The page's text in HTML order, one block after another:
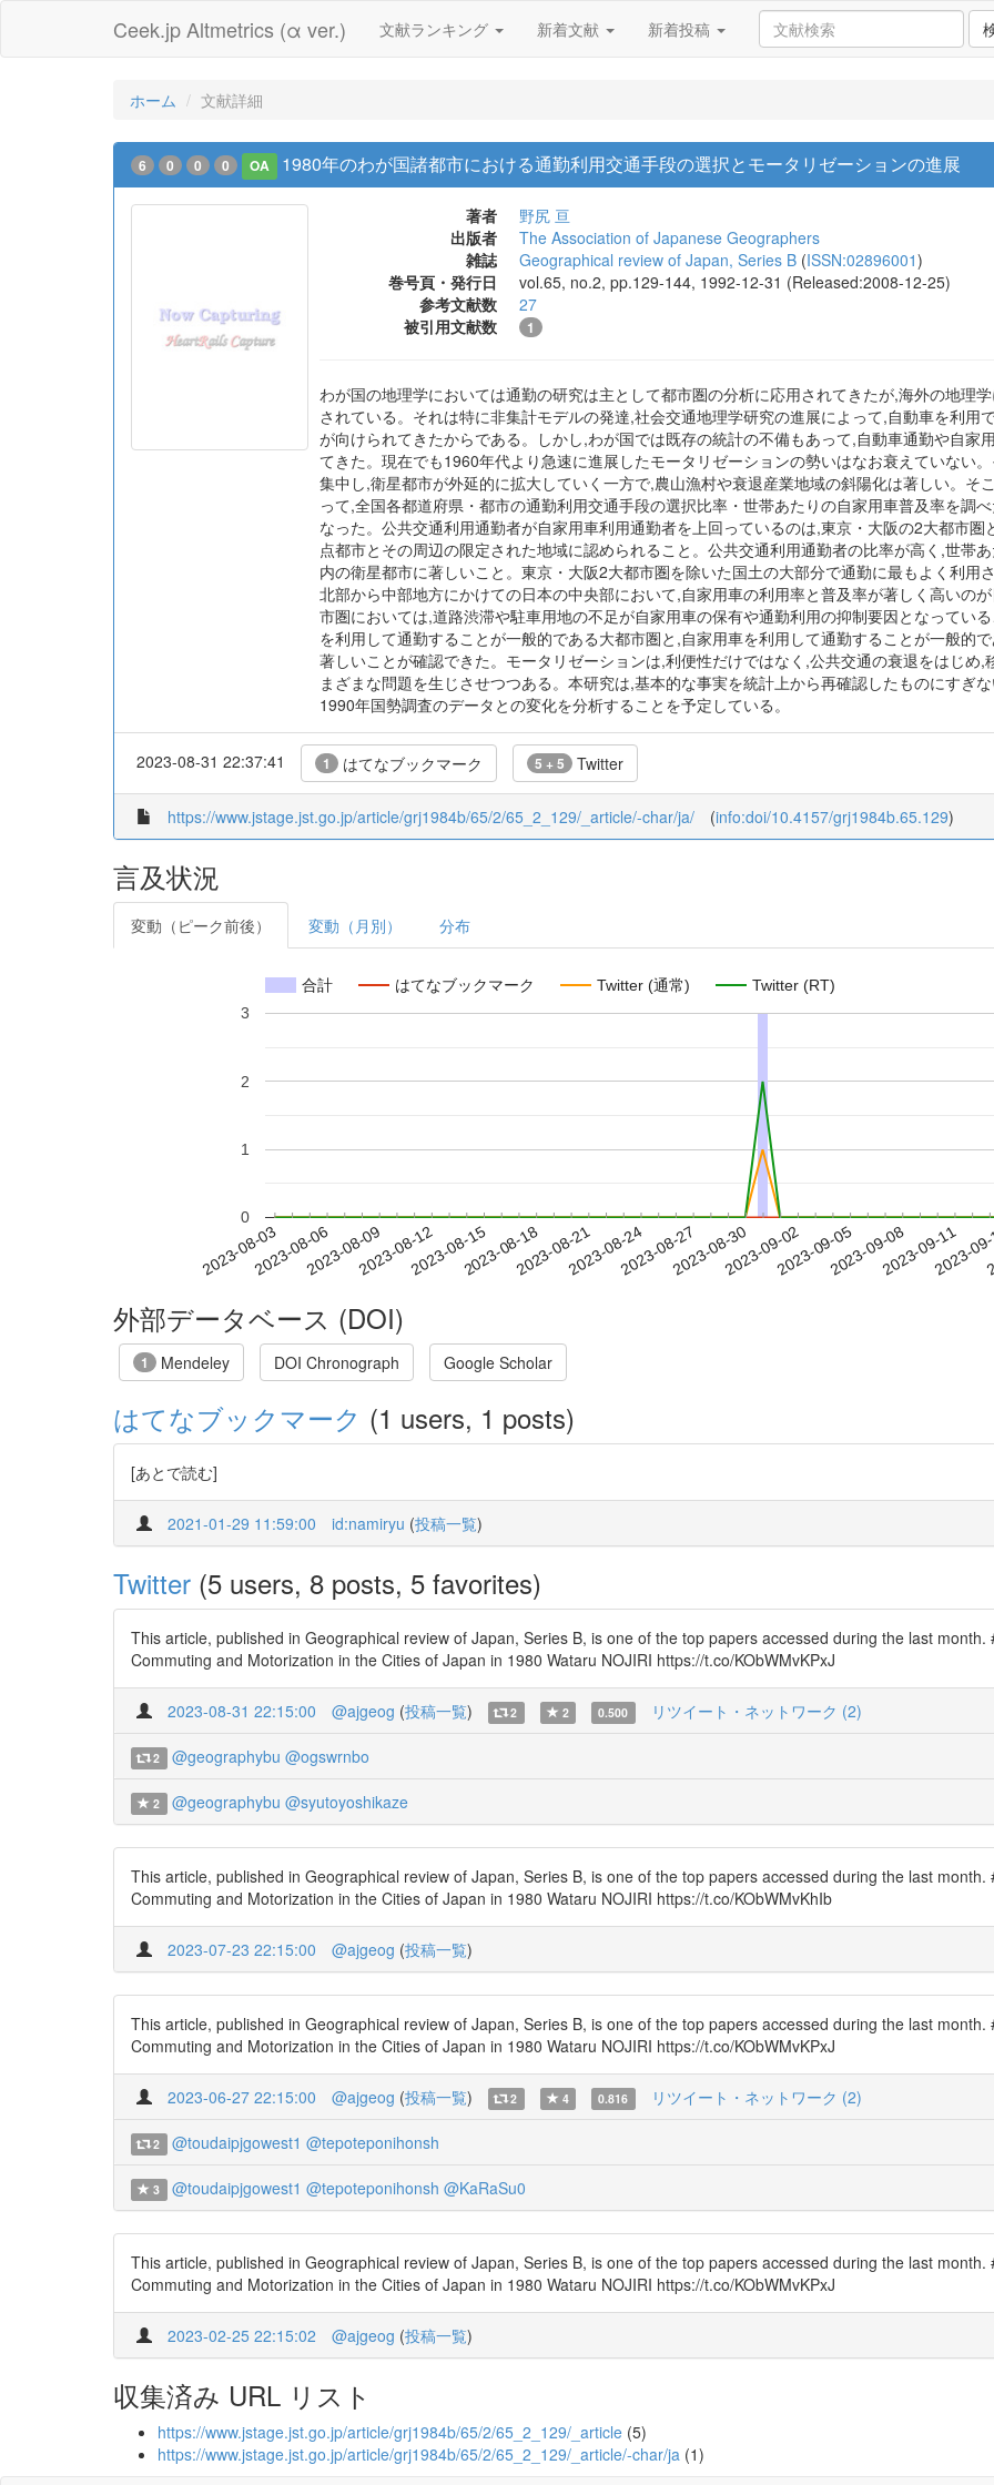
Ceek.jp Altmetrics (α ver.) 文献ランキング 新着文献 新着投稿
ホーム 文献詳細
6 0 0 0 OA 1980年のわが国諸都市における通勤利用交通手段の選択とモータリゼーションの進展
著者
野尻 亘
出版者
The Association of Japanese Geographers
雑誌
Geographical review of Japan, Series B (ISSN:02896001)
巻号頁・発行日
vol.65, no.2, pp.129-144, 1992-12-31 (Released:2008-12-25)
参考文献数
27
被引用文献数
1
わが国の地理学においては通勤の研究は主として都市圏の分析に応用されてきたが,海外の地理
されている。それは特に非集計モデルの発達,社会交通地理学研究の進展によって,自動車を利用
が向けられてきたからである。しかし,わが国では既存の統計の不備もあって,自動車通勤や自家
てきた。現在でも1960年代より急速に進展したモータリゼーションの勢いはなお衰えていない
集中し,衛星都市が外延的に拡大していく一方で,農山漁村や衰退産業地域の斜陽化は著しい。そ
って,全国各都道府県・都市の通勤利用交通手段の選択比率・世帯あたりの自家用車普及率を調
なった。公共交通利用通勤者が自家用車利用通勤者を上回っているのは,東京・大阪の2大都市
点都市とその周辺の限定された地域に認められること。公共交通利用通勤者の比率が高く,世帯
内の衛星都市に著しいこと。東京・大阪2大都市圏を除いた国土の大部分で通勤に最もよく利用
北部から中部地方にかけての日本の中央部において,自家用車の利用率と普及率が著しく高いの
市圏においては,道路渋滞や駐車用地の不足が自家用車の保有や通勤利用の抑制要因となってい
を利用して通勤することが一般的である大都市圏と,自家用車を利用して通勤することが一般的
著しいことが確認できた。モータリゼーションは,利便性だけではなく,公共交通の衰退をはじめ
まざまな問題を生じさせつつある。本研究は,基本的な事実を統計上から再確認したものにすぎ
1990年国勢調査のデータとの変化を分析することを予定している。
2023-08-31 22:37:41 1 はてなブックマーク 5 + 5 Twitter
https://www.jstage.jst.go.jp/article/grj1984b/65/2/65_2_129/_article/-char/ja/ (info:doi/10.4157/grj1984b.65.129)
言及状況
変動（ピーク前後） 変動（月別） 分布
合計 はてなブックマーク Twitter (通常) Twitter (RT)
2023-08-032023-08-062023-08-092023-08-122023-08-152023-08-182023-08-212023-08-242023-08-272023-08-302023-09-022023-09-052023-09-082023-09-11
2023-
0
1
2
3
外部データベース (DOI)
1 Mendeley DOI Chronograph Google Scholar
はてなブックマーク (1 users, 1 posts)
[あとで読む]
2021-01-29 11:59:00 id:namiryu (投稿一覧)
Twitter (5 users, 8 posts, 5 favorites)
This article, published in Geographical review of Japan, Series B, is one of the top papers accessed during the last
Commuting and Motorization in the Cities of Japan in 1980 Wataru NOJIRI https://t.co/KObWMvKPxJ
2023-08-31 22:15:00 @ajgeog (投稿一覧) 2 2 0.500 リツイート・ネットワーク (2)
2 @geographybu @ogswrnbo
2 @geographybu @syutoyoshikaze
This article, published in Geographical review of Japan, Series B, is one of the top papers accessed during the last
Commuting and Motorization in the Cities of Japan in 1980 Wataru NOJIRI https://t.co/KObWMvKhIb
2023-07-23 22:15:00 @ajgeog (投稿一覧)
This article, published in Geographical review of Japan, Series B, is one of the top papers accessed during the last
Commuting and Motorization in the Cities of Japan in 1980 Wataru NOJIRI https://t.co/KObWMvKPxJ
2023-06-27 22:15:00 @ajgeog (投稿一覧) 2 4 0.816 リツイート・ネットワーク (2)
2 @toudaipjgowest1 @tepoteponihonsh
3 @toudaipjgowest1 @tepoteponihonsh @KaRaSu0
This article, published in Geographical review of Japan, Series B, is one of the top papers accessed during the last
Commuting and Motorization in the Cities of Japan in 1980 Wataru NOJIRI https://t.co/KObWMvKPxJ
2023-02-25 22:15:02 @ajgeog (投稿一覧)
収集済み URL リスト
https://www.jstage.jst.go.jp/article/grj1984b/65/2/65_2_129/_article (5)
https://www.jstage.jst.go.jp/article/grj1984b/65/2/65_2_129/_article/-char/ja (1)